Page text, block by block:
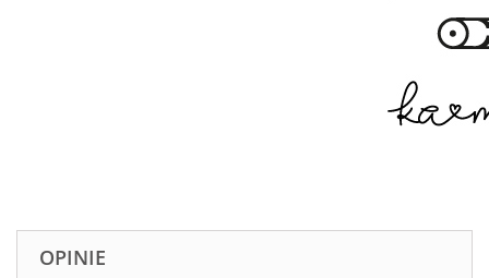
OPINIE